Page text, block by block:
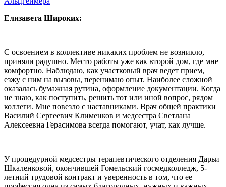
Елизавета Широких:
С освоением в коллективе никаких проблем не возникло,
приняли радушно. Место работы уже как второй дом, где мне
комфортно. Наблюдаю, как участковый врач ведет прием,
езжу с ним на вызовы, перенимаю опыт. Наиболее сложной
оказалась бумажная рутина, оформление документации. Когда
не знаю, как поступить, решить тот или иной вопрос, рядом
коллеги. Мне повезло с наставниками. Врач общей практики
Василий Сергеевич Клименков и медсестра Светлана
Алексеевна Герасимова всегда помогают, учат, как лучше.
У процедурной медсестры терапевтического отделения Дарьи
Шкаленковой, окончившей Гомельский госмедколледж, 5-
летний трудовой контракт и уверенность в том, что ее